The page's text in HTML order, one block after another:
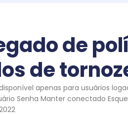
de
de
apenas para usuários
Senha Manter conectado